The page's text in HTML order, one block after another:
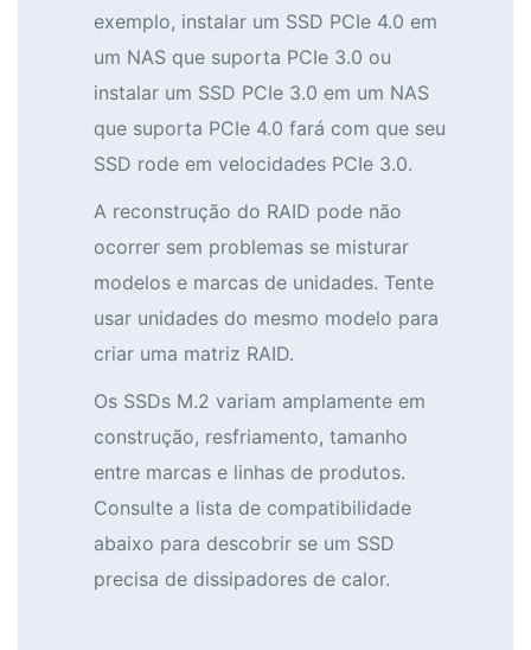
exemplo, instalar um SSD PCIe 4.0 em
um NAS que suporta PCIe 3.0 ou
instalar um SSD PCIe 3.0 em um NAS
que suporta PCIe 4.0 fará com que seu
SSD rode em velocidades PCIe 3.0.
A reconstrução do RAID pode não
ocorrer sem problemas se misturar
modelos e marcas de unidades. Tente
usar unidades do mesmo modelo para
criar uma matriz RAID.
Os SSDs M.2 variam amplamente em
construção, resfriamento, tamanho
entre marcas e linhas de produtos.
Consulte a lista de compatibilidade
abaixo para descobrir se um SSD
precisa de dissipadores de calor.